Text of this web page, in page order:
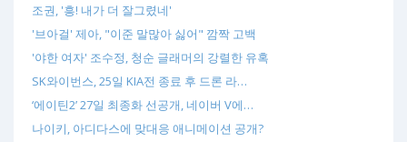
조권, '흥! 내가 더 잘그렸네'
'브아걸' 제아, "이준 말많아 싫어" 깜짝 고백
'야한 여자' 조수정, 청순 글래머의 강렬한 유혹
SK와이번스, 25일 KIA전 종료 후 드론 라…
‘에이틴2’ 27일 최종화 선공개, 네이버 V에…
나이키, 아디다스에 맞대응 애니메이션 공개?